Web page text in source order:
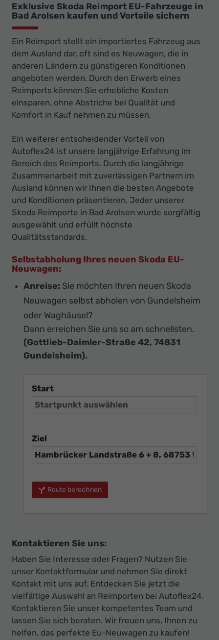
Exklusive Skoda Reimport EU-Fahrzeuge in
Bad Arolsen kaufen und Vorteile sichern
Ein Reimport stellt ein importiertes Fahrzeug aus
dem Ausland dar, oft sind es Neuwagen, die in
anderen Ländern zu günstigeren Konditionen
angeboten werden. Durch den Erwerb eines
Reimports können Sie erhebliche Kosten
einsparen, ohne Abstriche bei Qualität und
Komfort in Kauf nehmen zu müssen.
Ein weiterer entscheidender Vorteil von
Autoflex24 ist unsere langjährige Erfahrung im
Bereich des Reimports. Durch die langjährige
Zusammenarbeit mit zuverlässigen Partnern im
Ausland können wir Ihnen die besten Angebote
und Konditionen präsentieren. Jeder unserer
Skoda Reimporte in Bad Arolsen wurde sorgfältig
ausgewählt und erfüllt höchste
Qualitätsstandards.
Selbstabholung Ihres neuen Skoda EU-
Neuwagen:
Anreise: Sie möchten Ihren neuen Skoda
Neuwagen selbst abholen von Gundelsheim
oder Waghäusel?
Dann erreichen Sie uns so am schnellsten.
(Gottlieb-Daimler-Straße 42, 74831
Gundelsheim).
Start
Ziel
Route berechnen
Kontaktieren Sie uns:
Haben Sie Interesse oder Fragen? Nutzen Sie
unser Kontaktformular und nehmen Sie direkt
Kontakt mit uns auf. Entdecken Sie jetzt die
vielfältige Auswahl an Reimporten bei Autoflex24.
Kontaktieren Sie unser kompetentes Team und
lassen Sie sich beraten. Wir freuen uns, Ihnen zu
helfen, das perfekte Eu-Neuwagen zu kaufen!